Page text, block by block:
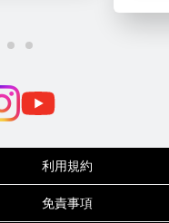
利用規約
免責事項